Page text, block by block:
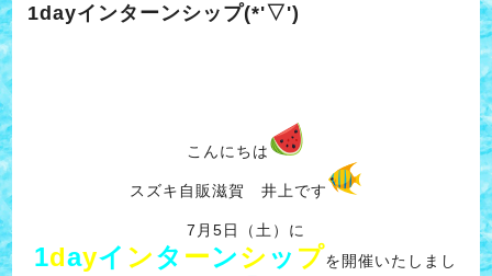
1dayインターンシップ(*'▽')
こんにちは
スズキ自販滋賀 井上です
7月5日（土）に
1dayイ ンタ ーンシ ッ プを開催いたしまし